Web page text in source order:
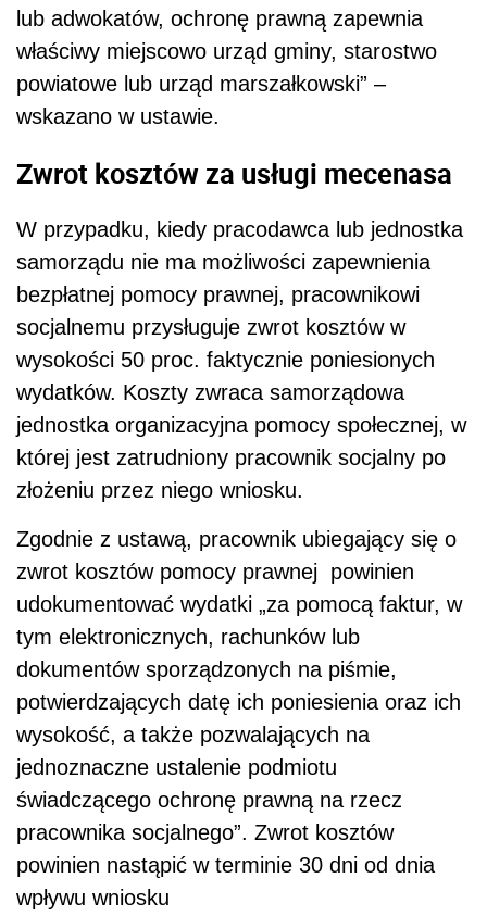
lub adwokatów, ochronę prawną zapewnia
właściwy miejscowo urząd gminy, starostwo
powiatowe lub urząd marszałkowski” –
wskazano w ustawie.
Zwrot kosztów za usługi mecenasa
W przypadku, kiedy pracodawca lub jednostka
samorządu nie ma możliwości zapewnienia
bezpłatnej pomocy prawnej, pracownikowi
socjalnemu przysługuje zwrot kosztów w
wysokości 50 proc. faktycznie poniesionych
wydatków. Koszty zwraca samorządowa
jednostka organizacyjna pomocy społecznej, w
której jest zatrudniony pracownik socjalny po
złożeniu przez niego wniosku.
Zgodnie z ustawą, pracownik ubiegający się o
zwrot kosztów pomocy prawnej powinien
udokumentować wydatki „za pomocą faktur, w
tym elektronicznych, rachunków lub
dokumentów sporządzonych na piśmie,
potwierdzających datę ich poniesienia oraz ich
wysokość, a także pozwalających na
jednoznaczne ustalenie podmiotu
świadczącego ochronę prawną na rzecz
pracownika socjalnego”. Zwrot kosztów
powinien nastąpić w terminie 30 dni od dnia
wpływu wniosku